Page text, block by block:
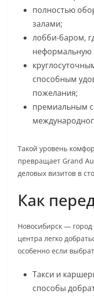
полностью
залами;
лобби-баром,
неформальную
способным
пожелания;
премиальным
Такой уровень
превращает Grand
деловых визитов в
Как
Новосибирск —
центра легко
особенно если
Такси и
способы